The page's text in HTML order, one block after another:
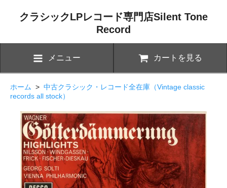
クラシックLPレコード専門店Silent Tone
Record
メニュー カートを見る
ホーム > 中古クラシック・レコード全在庫（Vintage classic
records all stock）